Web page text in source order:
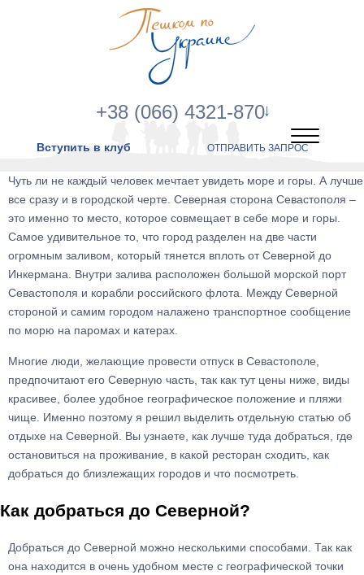
+38 (066) 4321-870
Вступить в клуб ОТПРАВИТЬ ЗАПРОС
Чуть ли не каждый человек мечтает увидеть море и горы. А лучше
все сразу и в городской черте. Северная сторона Севастополя –
это именно то место, которое совмещает в себе море и горы.
Самое удивительное то, что город разделен на две части
огромным заливом, который тянется вплоть от Северной до
Инкермана. Внутри залива расположен большой морской порт
Севастополя и корабли российского флота. Между Северной
стороной и самим городом налажено транспортное сообщение
по морю на паромах и катерах.
Многие люди, желающие провести отпуск в Севастополе,
предпочитают его Северную часть, так как тут цены ниже, виды
красивее, более удобное географическое положение и пляжи
чище. Именно поэтому я решил выделить отдельную статью об
отдыхе на Северной. Вы узнаете, как лучше туда добраться, где
остановиться на проживание, в какой ресторан сходить, как
добраться до близлежащих городов и что посмотреть.
Как добраться до Северной?
Добраться до Северной можно несколькими способами. Так как
она находится в очень удобном месте с географической точки